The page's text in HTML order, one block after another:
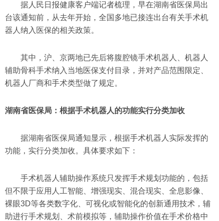
据人民日报健康客户端记者梳理，早在湖南省医保局出
台该通知前，从去年开始，全国多地已接连出台有关手术机
器人纳入医保的相关政策。
其中，沪、京两地已先后将腹腔镜手术机器人、机器人
辅助骨科手术纳入当地医保支付目录，并对产品范围限定、
机器人厂商和手术类型做了规定。
湖南省医保局：根据手术机器人的功能实行分类加收
据湖南省医保局通知显示，根据手术机器人实际发挥的
功能，实行分类加收。具体要求如下：
手术机器人辅助操作系统只发挥手术规划功能的，包括
但不限于应用人工智能、增强现实、混合现实、全息影像、
裸眼3D等各类数字化、可视化或智能化的创新通用技术，辅
助进行手术规划、术前模拟等，辅助操作价值在手术价格中